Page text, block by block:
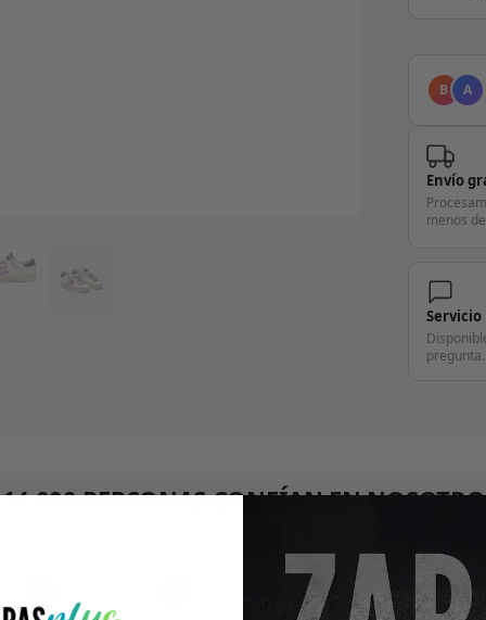
B A
Envío
menos
Servicio
pregunta.
PERSONAS CONFÍAN EN